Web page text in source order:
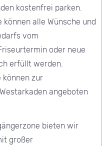
kostenfrei parken.
alle Wünsche und
vom
oder neue
erfüllt werden.
zur
angeboten
bieten wir
großer